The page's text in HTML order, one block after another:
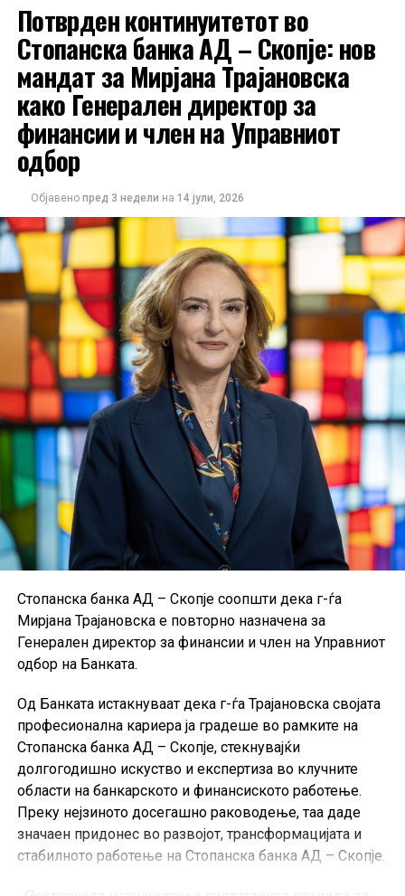
Потврден континуитетот во
Стопанска банка АД – Скопје: нов
мандат за Мирјана Трајановска
како Генерален директор за
финансии и член на Управниот
одбор
Објавено пред 3 недели на 14 јули, 2026
Стопанска банка АД – Скопје соопшти дека г-ѓа
Мирјана Трајановска е повторно назначена за
Генерален директор за финансии и член на Управниот
одбор на Банката.
Од Банката истакнуваат дека г-ѓа Трајановска својата
професионална кариера ја градеше во рамките на
Стопанска банка АД – Скопје, стекнувајќи
долгогодишно искуство и експертиза во клучните
области на банкарското и финансиското работење.
Преку нејзиното досегашно раководење, таа даде
значаен придонес во развојот, трансформацијата и
стабилното работење на Стопанска банка АД – Скопје.